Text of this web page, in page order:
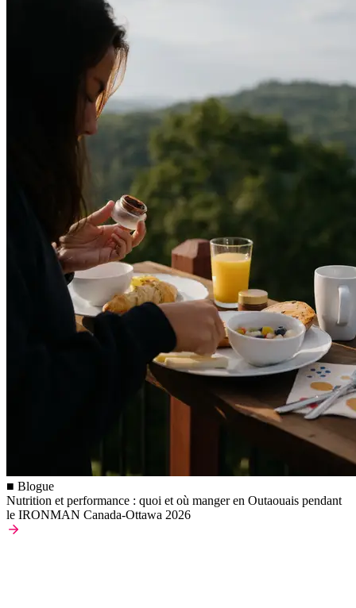
■ Blogue
Nutrition et performance : quoi et où manger en Outaouais pendant
le IRONMAN Canada-Ottawa 2026